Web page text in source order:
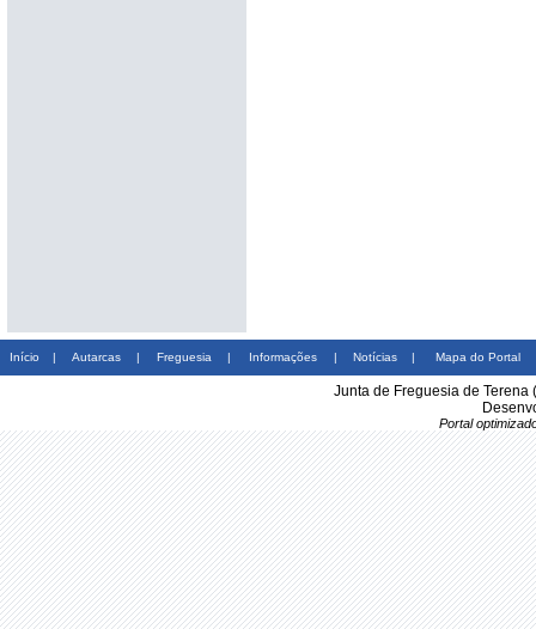
Início | Autarcas | Freguesia | Informações | Notícias | Mapa do Portal
Junta de Freguesia de
Portal